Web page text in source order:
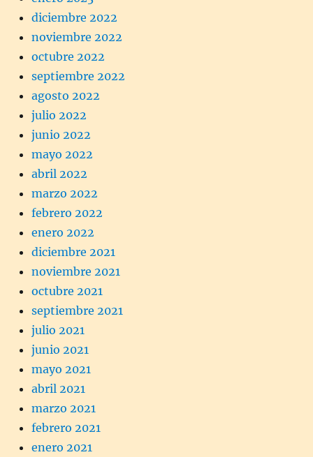
diciembre 2022
noviembre 2022
octubre 2022
septiembre 2022
agosto 2022
julio 2022
junio 2022
mayo 2022
abril 2022
marzo 2022
febrero 2022
enero 2022
diciembre 2021
noviembre 2021
octubre 2021
septiembre 2021
julio 2021
junio 2021
mayo 2021
abril 2021
marzo 2021
febrero 2021
enero 2021